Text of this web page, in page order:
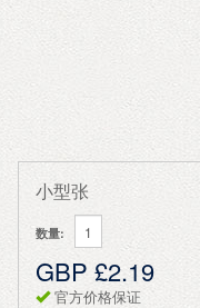
小型张
数量:
GBP £2.19
官方价格保证